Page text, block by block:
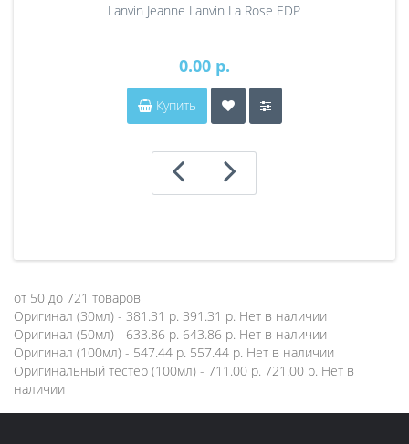
Lanvin Jeanne Lanvin La Rose EDP
0.00 р.
Купить
от 50 до 721 товаров
Оригинал (30мл) - 381.31 р. 391.31 р. Нет в наличии
Оригинал (50мл) - 633.86 р. 643.86 р. Нет в наличии
Оригинал (100мл) - 547.44 р. 557.44 р. Нет в наличии
Оригинальный тестер (100мл) - 711.00 р. 721.00 р. Нет в
наличии